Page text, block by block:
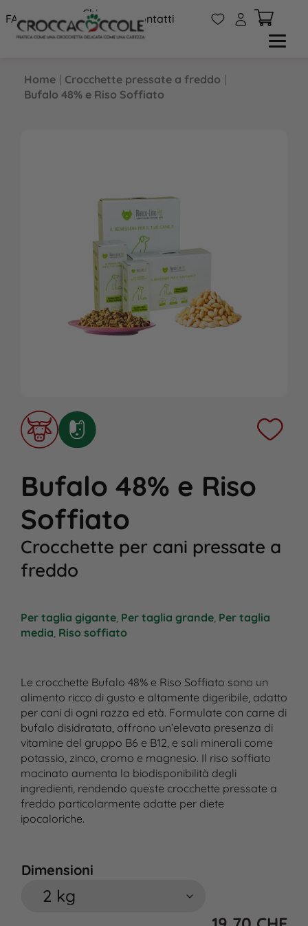
FAQs
Chi
siamo
Contatti W A
Home | Crocchette pressate a freddo |
Bufalo 48% e Riso Soffiato
Bufalo 48% e Riso
Soffiato
Crocchette per cani pressate a
freddo
Per taglia gigante, Per taglia grande, Per taglia
media, Riso soffiato
Le crocchette Bufalo 48% e Riso Soffiato sono un
alimento ricco di gusto e altamente digeribile, adatto
per cani di ogni razza ed età. Formulate con carne di
bufalo disidratata, offrono un’elevata presenza di
vitamine del gruppo B6 e B12, e sali minerali come
potassio, zinco, cromo e magnesio. Il riso soffiato
macinato aumenta la biodisponibilità degli
ingredienti, rendendo queste crocchette pressate a
freddo particolarmente adatte per diete
ipocaloriche.
Dimensioni